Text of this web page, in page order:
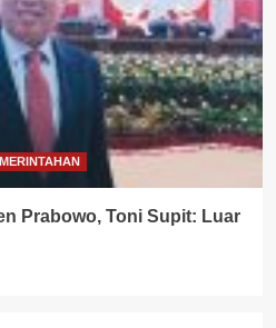
Prabowo, Toni Supit: Luar